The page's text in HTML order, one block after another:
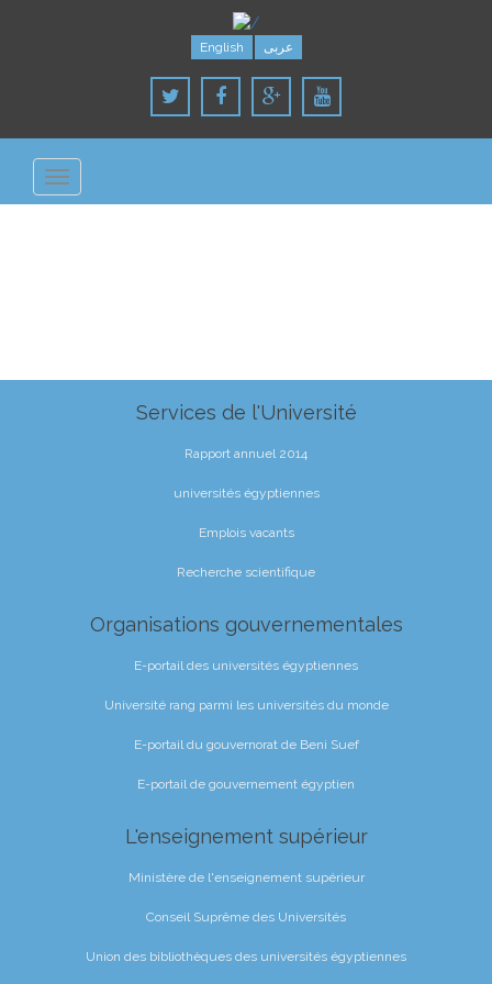
English عربى
Toggle
navigation
Services de l'Université
Rapport annuel 2014
universités égyptiennes
Emplois vacants
Recherche scientifique
Organisations gouvernementales
E-portail des universités égyptiennes
Université rang parmi les universités du monde
E-portail du gouvernorat de Beni Suef
E-portail de gouvernement égyptien
L'enseignement supérieur
Ministère de l'enseignement supérieur
Conseil Suprême des Universités
Union des bibliothèques des universités égyptiennes